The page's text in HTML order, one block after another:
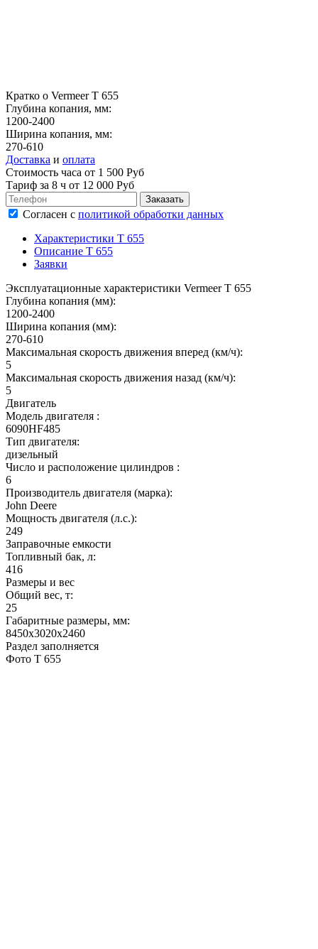
Кратко о Vermeer T 655
Глубина копания, мм:
1200-2400
Ширина копания, мм:
270-610
Доставка и оплата
Стоимость часа от 1 500 Руб
Тариф за 8 ч от 12 000 Руб
Согласен с политикой обработки данных
Характеристики T 655
Описание T 655
Заявки
Эксплуатационные характеристики Vermeer T 655
Глубина копания (мм):
1200-2400
Ширина копания (мм):
270-610
Максимальная скорость движения вперед (км/ч):
5
Максимальная скорость движения назад (км/ч):
5
Двигатель
Модель двигателя :
6090HF485
Тип двигателя:
дизельный
Число и расположение цилиндров :
6
Производитель двигателя (марка):
John Deere
Мощность двигателя (л.с.):
249
Заправочные емкости
Топливный бак, л:
416
Размеры и вес
Общий вес, т:
25
Габаритные размеры, мм:
8450х3020х2460
Раздел заполняется
Фото T 655